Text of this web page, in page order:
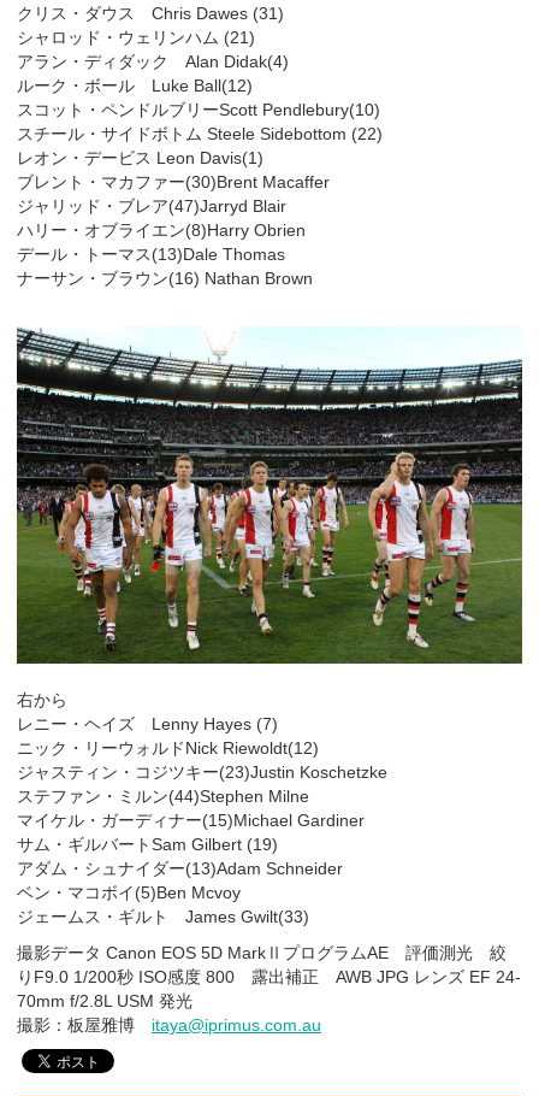
クリス・ダウス Chris Dawes (31)
シャロッド・ウェリンハム (21)
アラン・ディダック Alan Didak(4)
ルーク・ボール Luke Ball(12)
スコット・ペンドルブリーScott Pendlebury(10)
スチール・サイドボトム Steele Sidebottom (22)
レオン・デービス Leon Davis(1)
ブレント・マカファー(30)Brent Macaffer
ジャリッド・ブレア(47)Jarryd Blair
ハリー・オブライエン(8)Harry Obrien
デール・トーマス(13)Dale Thomas
ナーサン・ブラウン(16) Nathan Brown
右から
レニー・ヘイズ Lenny Hayes (7)
ニック・リーウォルドNick Riewoldt(12)
ジャスティン・コジツキー(23)Justin Koschetzke
ステファン・ミルン(44)Stephen Milne
マイケル・ガーディナー(15)Michael Gardiner
サム・ギルバートSam Gilbert (19)
アダム・シュナイダー(13)Adam Schneider
ベン・マコボイ(5)Ben Mcvoy
ジェームス・ギルト James Gwilt(33)
撮影データ Canon EOS 5D MarkⅡプログラムAE 評価測光 絞
りF9.0 1/200秒 ISO感度 800 露出補正 AWB JPG レンズ EF 24-
70mm f/2.8L USM 発光
撮影：板屋雅博 itaya@iprimus.com.au